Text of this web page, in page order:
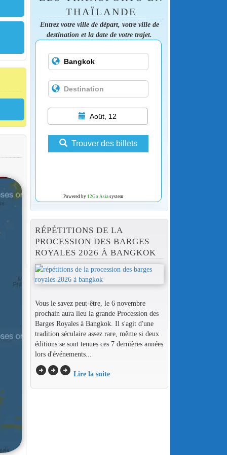
THAÏLANDE
Entrez votre ville de départ, votre ville de
destination et la date de votre trajet.
Août, 12
Trouver des billets
Powered by 12Go Asiasystem
RÉPÉTITIONS DE LA
PROCESSION DES BARGES
ROYALES 2026 À BANGKOK
Vous le savez peut-être, le 6 novembre
prochain aura lieu la grande Procession des
Barges Royales à Bangkok. Il s'agit d'une
tradition séculaire assez rare, même si deux
éditions se sont tenues ces 7 dernières années
lors d'événements...
arrow_circle_rightarrow_circle_rightarrow_circle_right Lire la suite